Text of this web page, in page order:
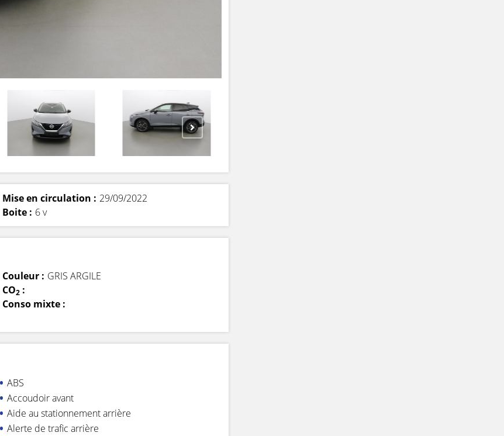
Mise en circulation : 29/09/2022
Boite : 6 v
Couleur : GRIS ARGILE
CO2:
Conso mixte :
ABS
Accoudoir avant
Aide au stationnement arrière
Alerte de trafic arrière